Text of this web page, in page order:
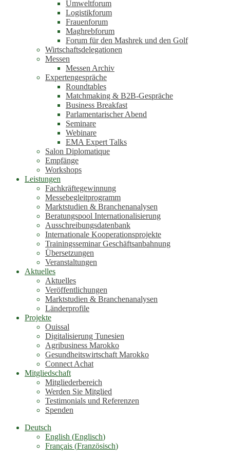
Umweltforum
Logistikforum
Frauenforum
Maghrebforum
Forum für den Mashrek und den Golf
Wirtschaftsdelegationen
Messen
Messen Archiv
Expertengespräche
Roundtables
Matchmaking & B2B-Gespräche
Business Breakfast
Parlamentarischer Abend
Seminare
Webinare
EMA Expert Talks
Salon Diplomatique
Empfänge
Workshops
Leistungen
Fachkräftegewinnung
Messebegleitprogramm
Marktstudien & Branchenanalysen
Beratungspool Internationalisierung
Ausschreibungsdatenbank
Internationale Kooperationsprojekte
Trainingsseminar Geschäftsanbahnung
Übersetzungen
Veranstaltungen
Aktuelles
Aktuelles
Veröffentlichungen
Marktstudien & Branchenanalysen
Länderprofile
Projekte
Ouissal
Digitalisierung Tunesien
Agribusiness Marokko
Gesundheitswirtschaft Marokko
Connect Achat
Mitgliedschaft
Mitgliederbereich
Werden Sie Mitglied
Testimonials und Referenzen
Spenden
Deutsch
English (Englisch)
Français (Französisch)